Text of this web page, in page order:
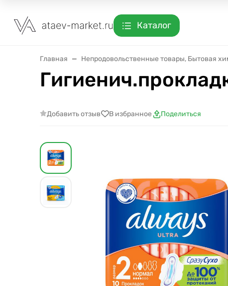
Каталог
Главная Непродовольственные товары, Бытовая
Добавить отзыв В избранное Поделиться